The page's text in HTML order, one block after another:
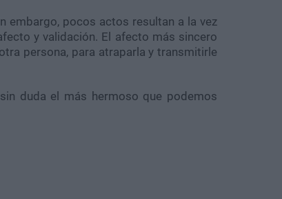
embargo, pocos actos resultan a la vez
y validación. El afecto más sincero
persona, para atraparla y transmitirle
duda el más hermoso que podemos